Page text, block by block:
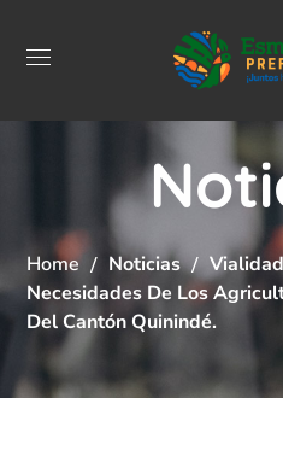
Home Noticias
Necesidades De Los
Del Cantón Quinindé.